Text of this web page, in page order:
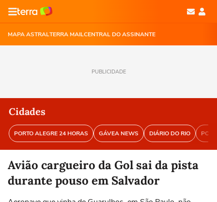
MAPA ASTRALTERRA MAILCENTRAL DO ASSINANTE
PUBLICIDADE
Cidades
PORTO ALEGRE 24 HORAS GÁVEA NEWS DIÁRIO DO RIO
Avião cargueiro da Gol sai da pista
durante pouso em Salvador